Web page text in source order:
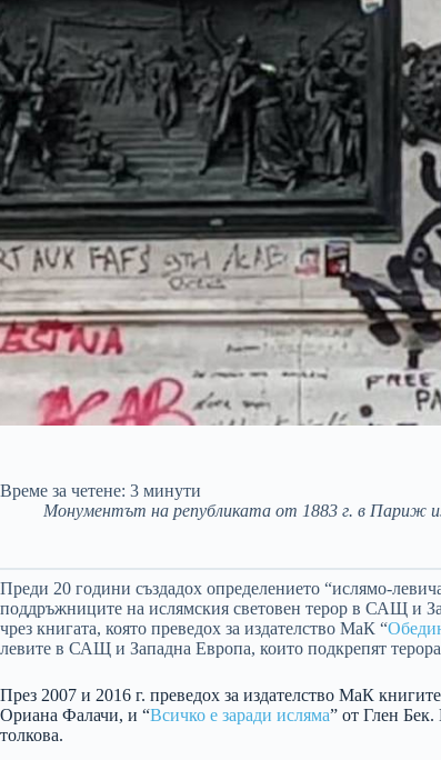
Време за четене: 3 минути
Монументът на републиката от 1883 г. в Париж
Преди 20 години създадох определението “ислямо-
поддръжниците на ислямския световен терор в САЩ и
чрез книгата, която преведох за издателство МаК “
левите в САЩ и Западна Европа, които подкрепят
През 2007 и 2016 г. преведох за издателство МаК
Ориана Фалачи, и “Всичко е заради исляма” от Глен Бек.
толкова.